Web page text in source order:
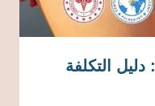
شد الثدي في تركيا 2026: دليل التكلفة